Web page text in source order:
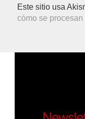
Este sitio usa
cómo se